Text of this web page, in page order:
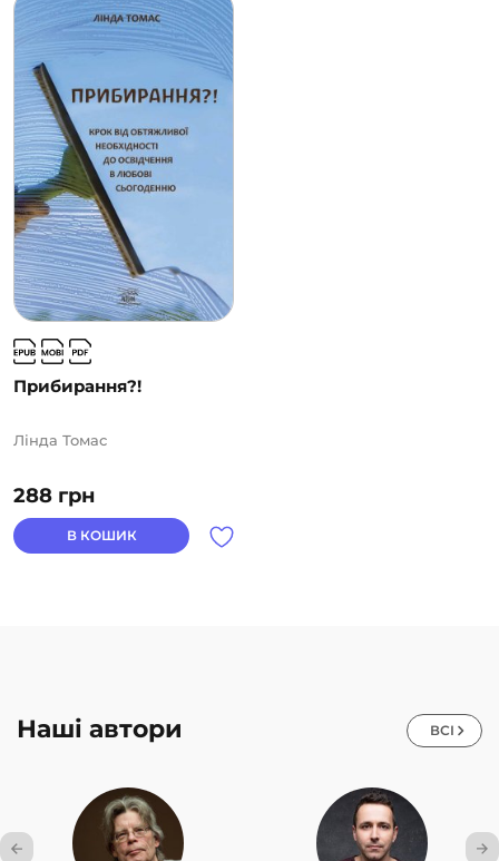
Прибирання?!
288 грн
Лінда Томас
В КОШИК
Наші автори ВСІ